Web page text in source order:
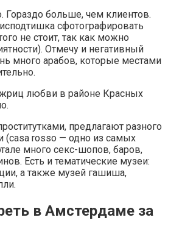
Гораздо больше, чем клиентов.
сфотографировать
не стоит, так как можно
Отмечу и негативный
много арабов, которые местами
любви в районе Красных
предлагают разного
(casa rosso — одно из самых
много секс-шопов, баров,
Есть и тематические музеи:
а также музей гашиша,
в Амстердаме за